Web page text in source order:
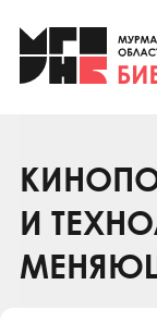
Клуб
Клуб
И